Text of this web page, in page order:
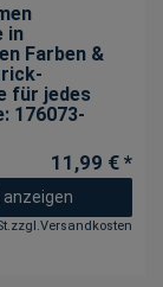
in
Farben &
für jedes
176073-
11,99 € *
zzgl.Versandkosten